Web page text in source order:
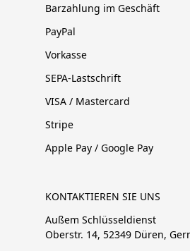
Barzahlung im Geschäft
PayPal
Vorkasse
SEPA-Lastschrift
VISA / Mastercard
Stripe
Apple Pay / Google Pay
KONTAKTIEREN SIE UNS
Außem Schlüsseldienst
Oberstr. 14, 52349 Düren,